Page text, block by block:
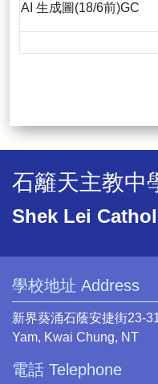
AI 生成圖(18/6前)GC
石籬天主教中
Shek Lei
學校地址 Address
新界葵涌石蔭安捷街23-
Yam, Kwai Chung, NT
電話 Telephone